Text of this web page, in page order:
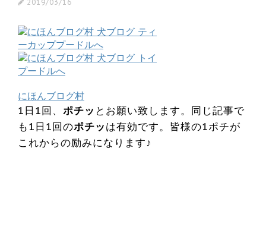
2019/03/16
にほんブログ村
1日1回、 ポチッ とお願い致します。同じ記事で
も1日1回のポチッは有効です。皆様の1ポチが
これからの励みになります♪